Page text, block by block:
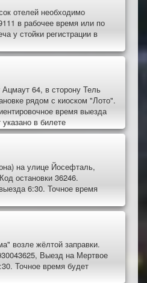
отелей необходимо
в рабочее время или по
у стойки регистрации в
64, в сторону Тель
рядом с киоском "Лото".
время выезда
в билете
на улице Йосефталь,
остановки 36246.
6:30. Точное время
возле жёлтой заправки.
Выезд на Мертвое
Точное время будет